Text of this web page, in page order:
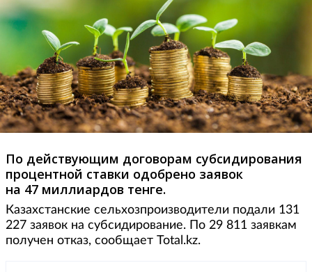
По действующим договорам субсидирования
процентной ставки одобрено заявок
на 47 миллиардов тенге.
Казахстанские сельхозпроизводители подали 131
227 заявок на субсидирование. По 29 811 заявкам
получен отказ, сообщает Total.kz.